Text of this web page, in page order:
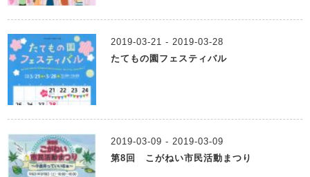
2019-03-21 - 2019-03-28
たてもの園フェスティバル
2019-03-09 - 2019-03-09
第8回 こがねい市民活動まつり